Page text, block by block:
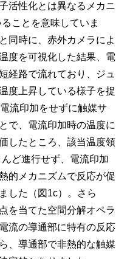
活性化とは異なるメカニ
ことを意味していま
同時に、赤外カメラによ
度を可視化した結果、電
経路で流れており、ジュ
度上昇している様子を捉
流印加をせずに触媒サ
で、電流印加時の温度に
したところ、該当温度領
ど進行せず、電流印加
的メカニズムで反応が促
した（図1c）。さら
を当てた空間分解オペラ
流の導通部に特有の反応
、導通部で非熱的な触媒